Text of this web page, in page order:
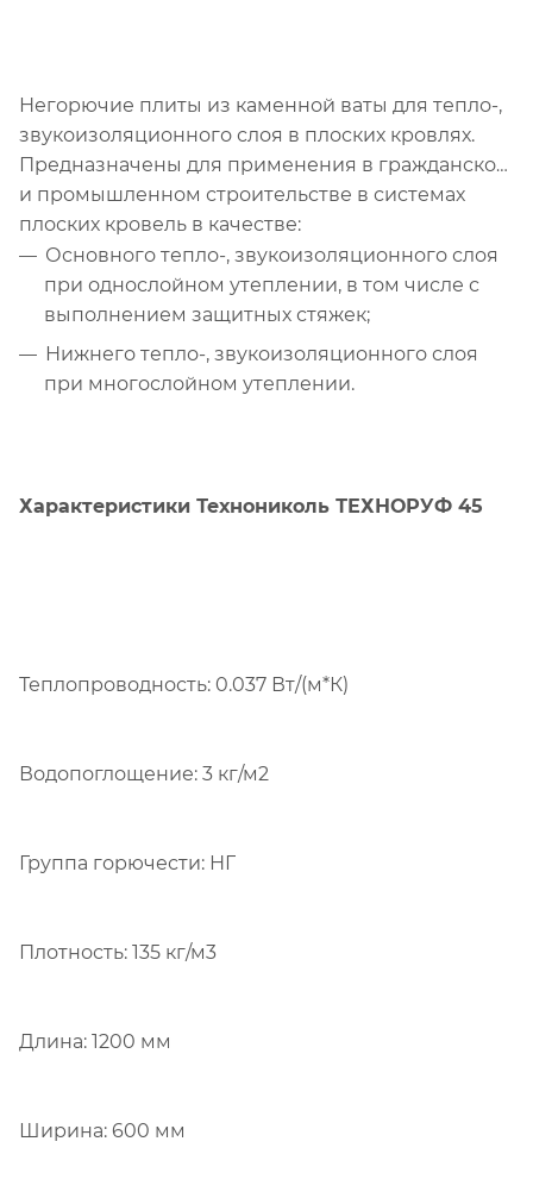
Негорючие плиты из каменной ваты для тепло-,
звукоизоляционного слоя в плоских кровлях.
Предназначены для применения в гражданском
и промышленном строительстве в системах
плоских кровель в качестве:
Основного тепло-, звукоизоляционного слоя
при однослойном утеплении, в том числе с
выполнением защитных стяжек;
Нижнего тепло-, звукоизоляционного слоя
при многослойном утеплении.
Характеристики Технониколь ТЕХНОРУФ 45
Теплопроводность: 0.037 Вт/(м*К)
Водопоглощение: 3 кг/м2
Группа горючести: НГ
Плотность: 135 кг/м3
Длина: 1200 мм
Ширина: 600 мм